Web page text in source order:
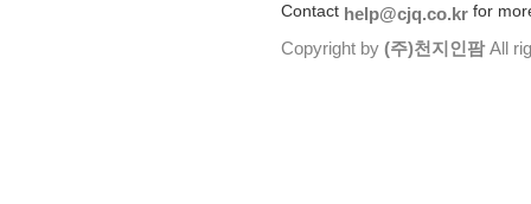
Contact help@cjq.co.kr for
Copyright by (주)천지인팜All